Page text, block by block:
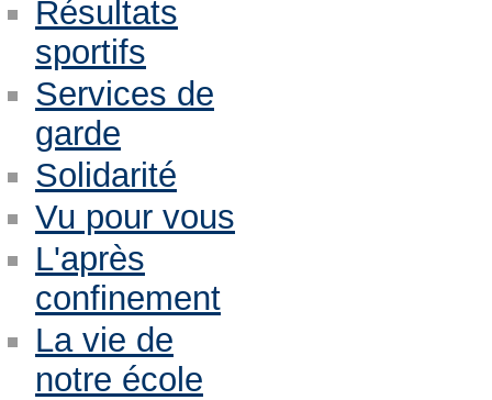
Résultats
sportifs
Services de
garde
Solidarité
Vu pour vous
L'après
confinement
La vie de
notre école